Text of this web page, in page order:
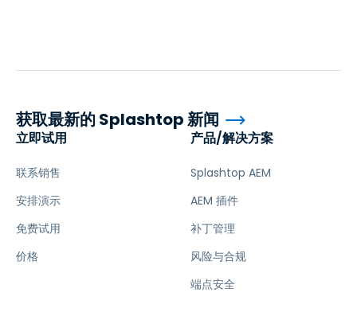
立即试用
联系销售
安排演示
免费试用
价格
产品/解决方案
Splashtop AEM
AEM 插件
补丁管理
风险与合规
端点安全
获取最新的 Splashtop 新闻